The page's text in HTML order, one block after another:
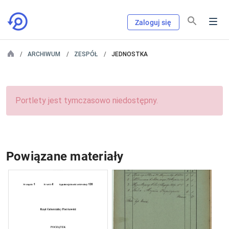
Zaloguj się
ARCHIWUM ZESPÓŁ JEDNOSTKA
Portlety jest tymczasowo niedostępny.
Powiązane materiały